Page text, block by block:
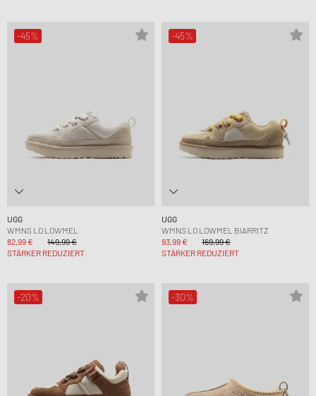
-45%
UGG
WMNS LO LOWMEL
82,99 €
149,99 €
STÄRKER REDUZIERT
-45%
UGG
WMNS LO LOWMEL BIARRITZ
93,99 €
169,99 €
STÄRKER REDUZIERT
-20% -30%